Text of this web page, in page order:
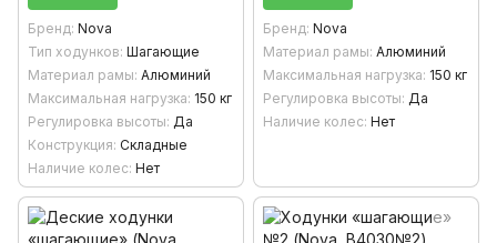
Бренд Nova
Тип ходунков Шагающие
Материал рамы Алюминий
Максимальная нагрузка 150 кг
Регулировка высоты Да
Конструкция Складные
Наличие колес Нет
Бренд Nova
Материал рамы Алюминий
Максимальная нагрузка 150 кг
Регулировка высоты Да
Наличие колес Нет